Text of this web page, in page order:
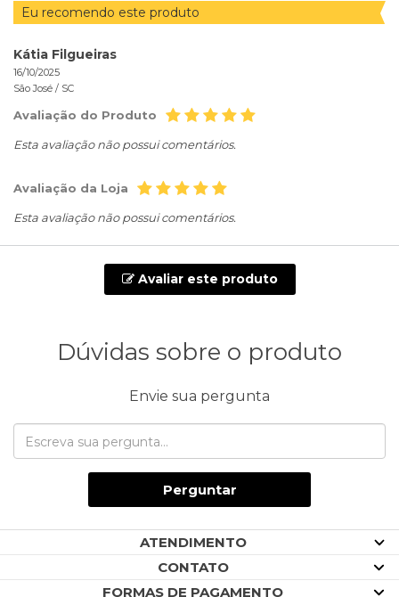
Eu recomendo este produto
Kátia Filgueiras
16/10/2025
São José / SC
Avaliação do Produto
Esta avaliação não possui comentários.
Avaliação da Loja
Esta avaliação não possui comentários.
Avaliar este produto
Dúvidas sobre o produto
Envie sua pergunta
Perguntar
ATENDIMENTO
CONTATO
FORMAS DE PAGAMENTO